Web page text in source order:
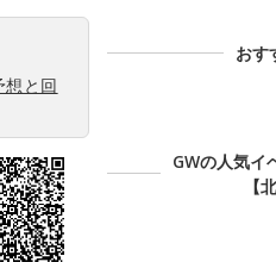
想と回
おす
GWの人気イ
【